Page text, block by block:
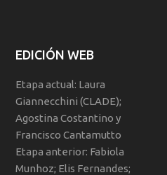
EDICIÓN WEB
Etapa actual: Laura
Giannecchini (CLADE);
Agostina Costantino y
Francisco Cantamutto
Etapa anterior: Fabiola
Munhoz; Elis Fernandes;